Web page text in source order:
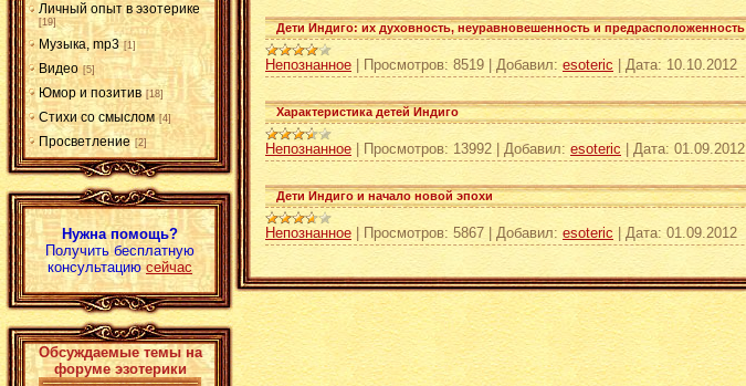
Личный опыт в эзотерике
[19]
Музыка, mp3 [1]
Видео [5]
Юмор и позитив [18]
Стихи со смыслом [4]
Просветление [2]
Нужна помощь?
Получить бесплатную
консультациюсейчас
Обсуждаемые темы на
форуме эзотерики
Дети Индиго: их духовность, неуравновешенность и предрасположенность
Непознанное Просмотров: 8519 Добавил: esoteric | Дата: 10.10.2012
Характеристика детей Индиго
Непознанное Просмотров: 13992 Добавил: esoteric Дата: 01.09.2012
Дети Индиго и начало новой эпохи
Непознанное Просмотров: 5867 Добавил: esoteric Дата: 01.09.2012